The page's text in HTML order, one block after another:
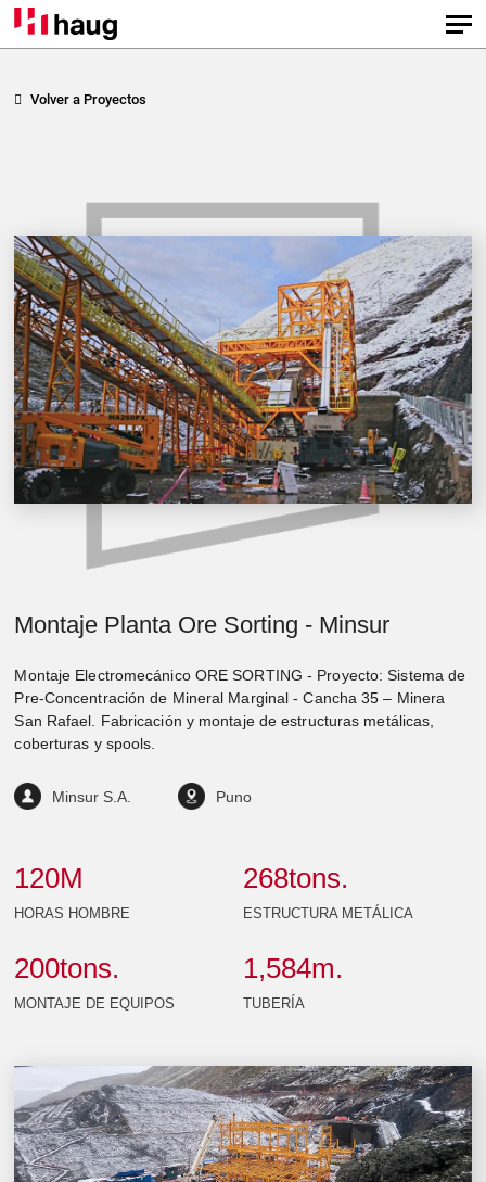
Volver a Proyectos
Montaje Planta Ore Sorting - Minsur
Montaje Electromecánico ORE SORTING - Proyecto: Sistema de
Pre-Concentración de Mineral Marginal - Cancha 35 – Minera
San Rafael. Fabricación y montaje de estructuras metálicas,
coberturas y spools.
Minsur S.A. Puno
120M
HORAS HOMBRE
268tons.
ESTRUCTURA METÁLICA
200tons.
MONTAJE DE EQUIPOS
1,584m.
TUBERÍA